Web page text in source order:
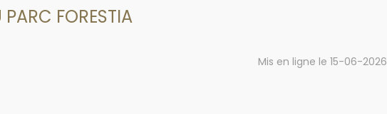
FORESTIA
Mis en ligne le 15-06-2026